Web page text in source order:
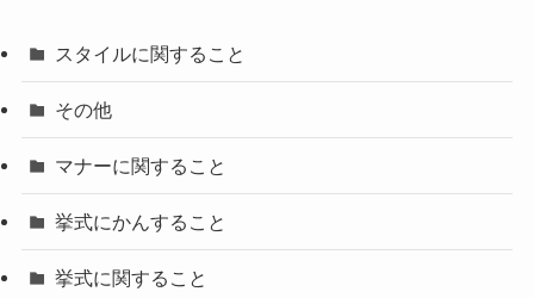
スタイルに関すること
その他
マナーに関すること
挙式にかんすること
挙式に関すること